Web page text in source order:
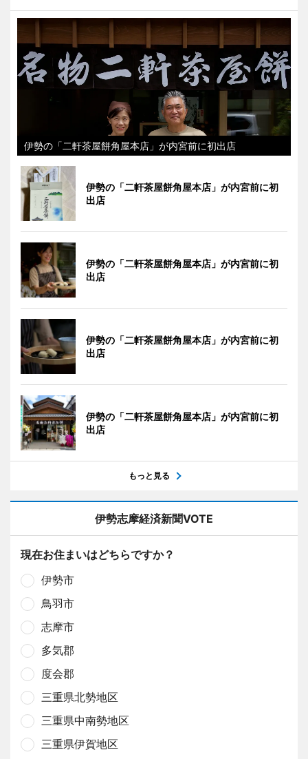
伊勢の「二軒茶屋餅角屋本店」が内宮前に初出店
伊勢の「二軒茶屋餅角屋本店」が内宮前に初
出店
伊勢の「二軒茶屋餅角屋本店」が内宮前に初
出店
伊勢の「二軒茶屋餅角屋本店」が内宮前に初
出店
伊勢の「二軒茶屋餅角屋本店」が内宮前に初
出店
もっと見る
伊勢志摩経済新聞VOTE
現在お住まいはどちらですか？
伊勢市
鳥羽市
志摩市
多気郡
度会郡
三重県北勢地区
三重県中南勢地区
三重県伊賀地区